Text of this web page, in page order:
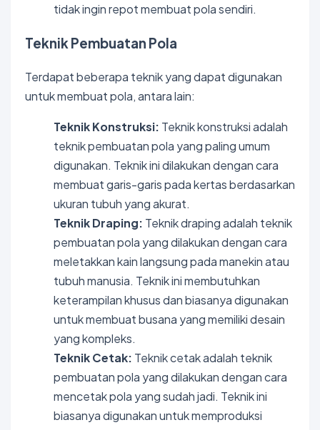
tidak ingin repot membuat pola sendiri.
Teknik Pembuatan Pola
Terdapat beberapa teknik yang dapat digunakan
untuk membuat pola, antara lain:
Teknik Konstruksi: Teknik konstruksi adalah
teknik pembuatan pola yang paling umum
digunakan. Teknik ini dilakukan dengan cara
membuat garis-garis pada kertas berdasarkan
ukuran tubuh yang akurat.
Teknik Draping: Teknik draping adalah teknik
pembuatan pola yang dilakukan dengan cara
meletakkan kain langsung pada manekin atau
tubuh manusia. Teknik ini membutuhkan
keterampilan khusus dan biasanya digunakan
untuk membuat busana yang memiliki desain
yang kompleks.
Teknik Cetak: Teknik cetak adalah teknik
pembuatan pola yang dilakukan dengan cara
mencetak pola yang sudah jadi. Teknik ini
biasanya digunakan untuk memproduksi